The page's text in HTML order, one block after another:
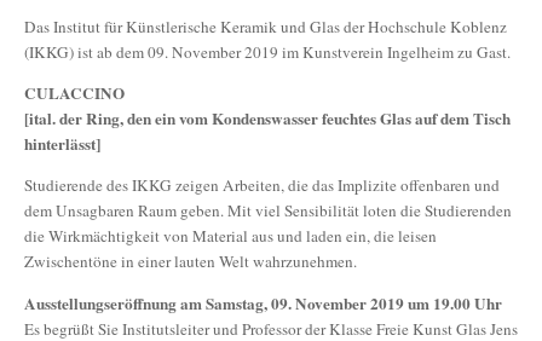
Das Institut für Künstlerische Keramik und Glas der Hochschule Koblenz
(IKKG) ist ab dem 09. November 2019 im Kunstverein Ingelheim zu Gast.
CULACCINO
[ital. der Ring, den ein vom Kondenswasser feuchtes Glas auf dem Tisch
hinterlässt]
Studierende des IKKG zeigen Arbeiten, die das Implizite offenbaren und
dem Unsagbaren Raum geben. Mit viel Sensibilität loten die Studierenden
die Wirkmächtigkeit von Material aus und laden ein, die leisen
Zwischentöne in einer lauten Welt wahrzunehmen.
Ausstellungseröffnung am Samstag, 09. November 2019 um 19.00 Uhr
Es begrüßt Sie Institutsleiter und Professor der Klasse Freie Kunst Glas Jens